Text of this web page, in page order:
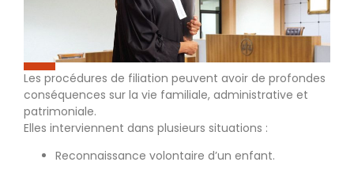
Les procédures de filiation peuvent avoir de profondes
conséquences sur la vie familiale, administrative et
patrimoniale.
Elles interviennent dans plusieurs situations :
Reconnaissance volontaire d’un enfant.